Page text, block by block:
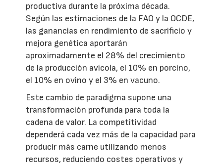
productiva durante la próxima década.
Según las estimaciones de la FAO y la OCDE,
las ganancias en rendimiento de sacrificio y
mejora genética aportarán
aproximadamente el 28% del crecimiento
de la producción avícola, el 10% en porcino,
el 10% en ovino y el 3% en vacuno.
Este cambio de paradigma supone una
transformación profunda para toda la
cadena de valor. La competitividad
dependerá cada vez más de la capacidad para
producir más carne utilizando menos
recursos, reduciendo costes operativos y